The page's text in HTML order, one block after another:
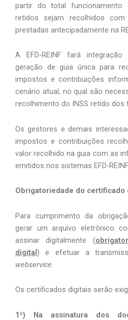
partir do total funcionamento
retidos sejam recolhidos
prestadas antecipadamente na
A EFD-REINF fará
geração de guia única para
impostos e contribuições
cenário atual, no qual são
recolhimento do INSS retido dos
Os gestores e demais
impostos e contribuições
valor recolhido na guia com as
emitidos nos sistemas EFD-
Obrigatoriedade do certificado
Para cumprimento da
gerar um arquivo eletrônico
assinar digitalmente (
digital
webservice.
1º) Na assinatura dos